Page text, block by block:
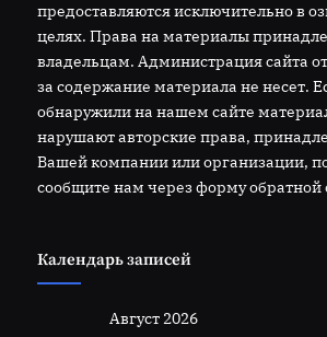
предоставляются исключительно в
целях. Права на материалы
владельцам. Администрация сайта
за содержание материала не несет.
обнаружили на нашем сайте
нарушают авторские права,
Вашей компании или организации,
сообщите нам через форму обратной
Календарь записей
Август 2026